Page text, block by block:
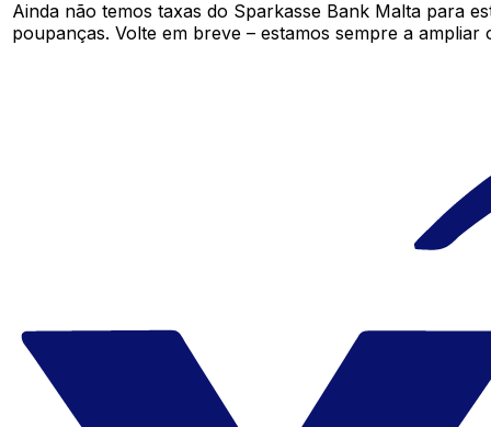
Ainda não temos taxas do Sparkasse Bank Malta para
poupanças. Volte em breve – estamos sempre a ampliar